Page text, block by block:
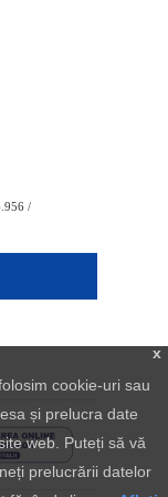
/
x
cookie-uri sau
și prelucra date
web. Puteți să vă
prelucrării datelor